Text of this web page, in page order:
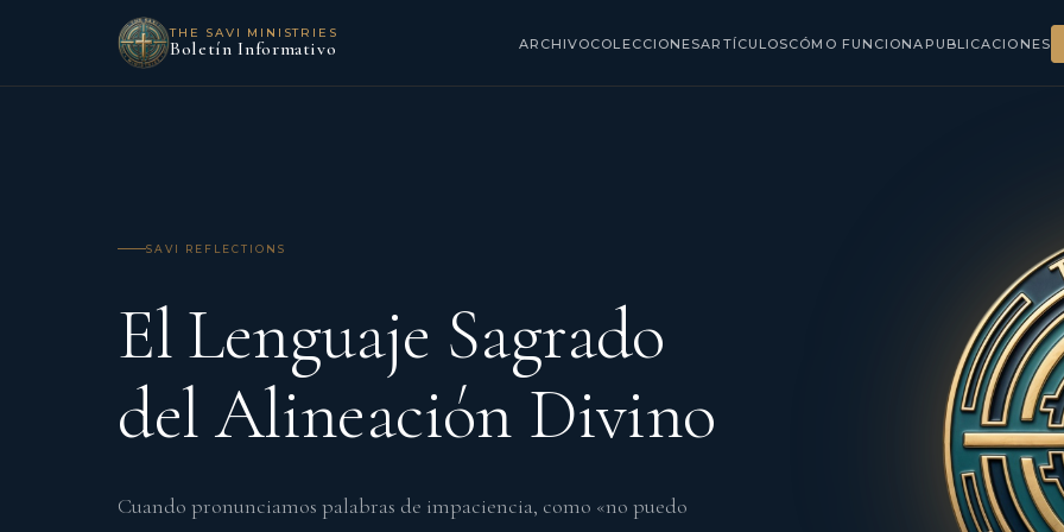
THE SAVI MINISTRIES
Boletín Informativo ARCHIVOCOLECCIONESARTÍCULOSCÓMO FUNCIONA PUBLICACIONES
SAVI REFLECTIONS
El Lenguaje Sagrado
del Alineación Divino
Cuando pronunciamos palabras de impaciencia, como «no puedo